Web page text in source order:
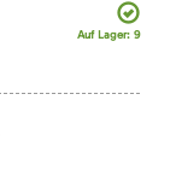
Auf Lager: 9